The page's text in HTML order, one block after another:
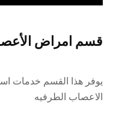
قسم امراض
يوفر هذا القسم خدمات
الاعصاب الطرفيه